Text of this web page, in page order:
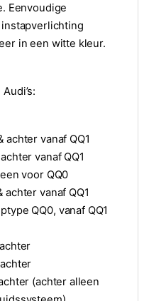
Eenvoudige
instapverlichting
in een witte kleur.
achter vanaf QQ1
vanaf QQ1
voor QQ0
achter vanaf QQ1
QQ0, vanaf QQ1
(achter alleen